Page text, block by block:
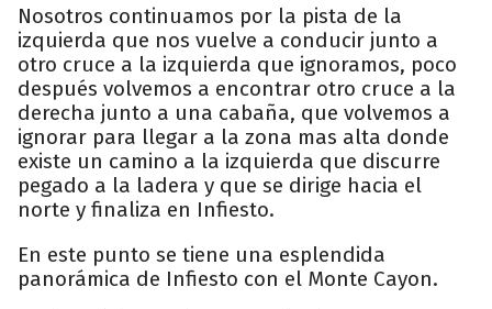
Nosotros continuamos por la pista de la
izquierda que nos vuelve a conducir junto a
otro cruce a la izquierda que ignoramos, poco
después volvemos a encontrar otro cruce a la
derecha junto a una cabaña, que volvemos a
ignorar para llegar a la zona mas alta donde
existe un camino a la izquierda que discurre
pegado a la ladera y que se dirige hacia el
norte y finaliza en Infiesto.
En este punto se tiene una esplendida
panorámica de Infiesto con el Monte Cayon.